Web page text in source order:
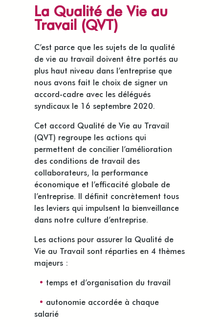
La Qualité de Vie au
Travail (QVT)
C’est parce que les sujets de la qualité
de vie au travail doivent être portés au
plus haut niveau dans l’entreprise que
nous avons fait le choix de signer un
accord-cadre avec les délégués
syndicaux le 16 septembre 2020.
Cet accord Qualité de Vie au Travail
(QVT) regroupe les actions qui
permettent de concilier l’amélioration
des conditions de travail des
collaborateurs, la performance
économique et l’efficacité globale de
l’entreprise. Il définit concrètement tous
les leviers qui impulsent la bienveillance
dans notre culture d’entreprise.
Les actions pour assurer la Qualité de
Vie au Travail sont réparties en 4 thèmes
majeurs :
• temps et d’organisation du travail
• autonomie accordée à chaque
salarié